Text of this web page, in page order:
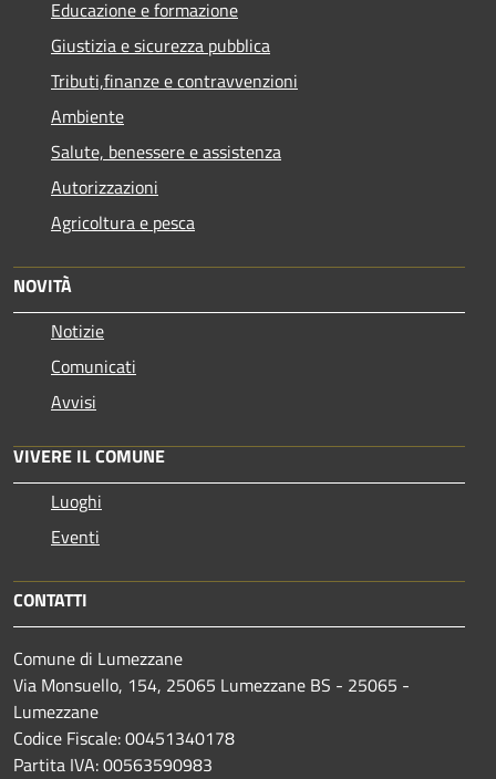
Educazione e formazione
Giustizia e sicurezza pubblica
Tributi,finanze e contravvenzioni
Ambiente
Salute, benessere e assistenza
Autorizzazioni
Agricoltura e pesca
NOVITÀ
Notizie
Comunicati
Avvisi
VIVERE IL COMUNE
Luoghi
Eventi
CONTATTI
Comune di Lumezzane
Via Monsuello, 154, 25065 Lumezzane BS - 25065 -
Lumezzane
Codice Fiscale: 00451340178
Partita IVA: 00563590983